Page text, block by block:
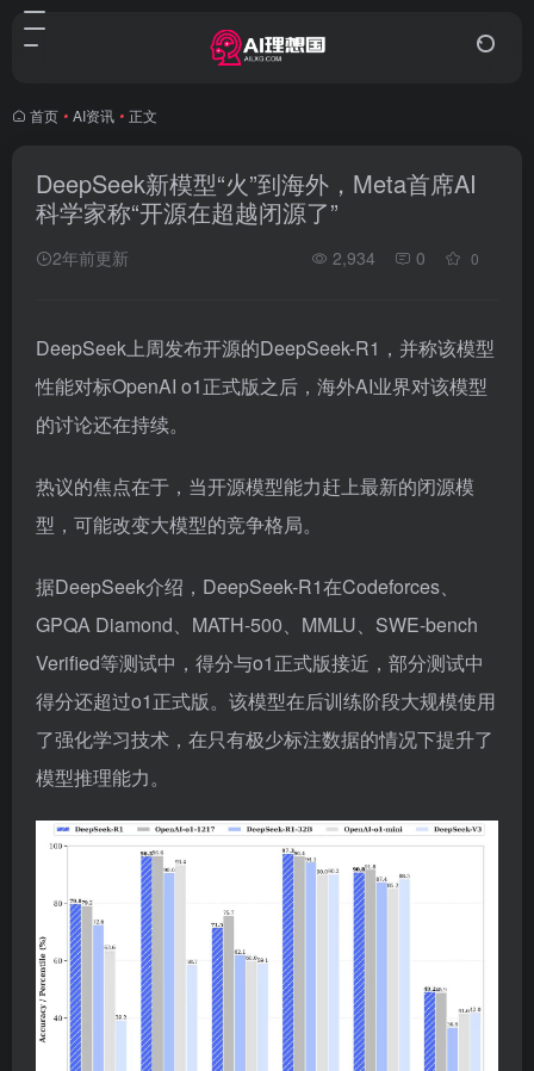
首页 • AI资讯 • 正文
DeepSeek新模型“火”到海外，Meta首席AI
科学家称“开源在超越闭源了”
2年前更新 2,934 0 0
DeepSeek上周发布开源的DeepSeek-R1，并称该模型
性能对标OpenAI o1正式版之后，海外AI业界对该模型
的讨论还在持续。
热议的焦点在于，当开源模型能力赶上最新的闭源模
型，可能改变大模型的竞争格局。
据DeepSeek介绍，DeepSeek-R1在Codeforces、
GPQA Diamond、MATH-500、MMLU、SWE-bench
Verified等测试中，得分与o1正式版接近，部分测试中
得分还超过o1正式版。该模型在后训练阶段大规模使用
了强化学习技术，在只有极少标注数据的情况下提升了
模型推理能力。